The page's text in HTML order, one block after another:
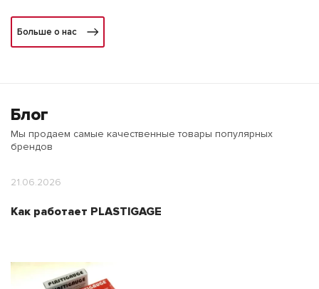
Больше о нас
Блог
Мы продаем самые качественные товары популярных
брендов
21.06.2026
Как работает PLASTIGAGE